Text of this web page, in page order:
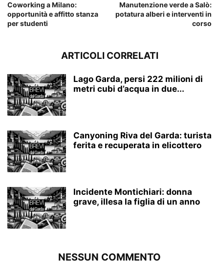
Coworking a Milano:
opportunità e affitto stanza
per studenti
Manutenzione verde a Salò:
potatura alberi e interventi in
corso
ARTICOLI CORRELATI
Lago Garda, persi 222 milioni di
metri cubi d’acqua in due...
Canyoning Riva del Garda: turista
ferita e recuperata in elicottero
Incidente Montichiari: donna
grave, illesa la figlia di un anno
NESSUN COMMENTO